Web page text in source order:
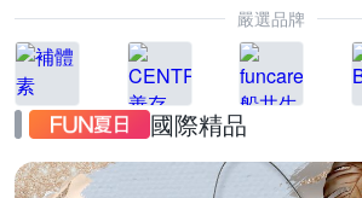
嚴選品牌
國際精品